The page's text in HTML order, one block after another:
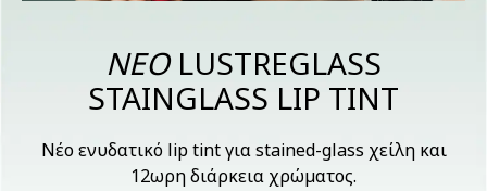
ΝΕΟLUSTREGLASS
STAINGLASS LIP TINT
Νέο ενυδατικό lip tint για stained-glass χείλη και
12ωρη διάρκεια χρώματος.